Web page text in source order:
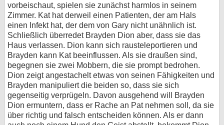
vorbeischaut, spielen sie zunächst harmlos in seinem
Zimmer. Kat hat derweil einen Patienten, der am Hals
einen Infekt hat, der dem von Gary nicht unähnlich ist.
Schließlich überredet Brayden Dion aber, dass sie das
Haus verlassen. Dion kann sich rausteleportieren und
Brayden kann Kat beeinflussen. Als sie draußen sind,
begegnen sie zwei Mobbern, die sie prompt bedrohen.
Dion zeigt angestachelt etwas von seinen Fähigkeiten und
Brayden manipuliert die beiden so, dass sie sich
gegenseitig verprügeln. Davon ausgehend will Brayden
Dion ermuntern, dass er Rache an Pat nehmen soll, da sie
über richtig und falsch entscheiden können. Als er dann